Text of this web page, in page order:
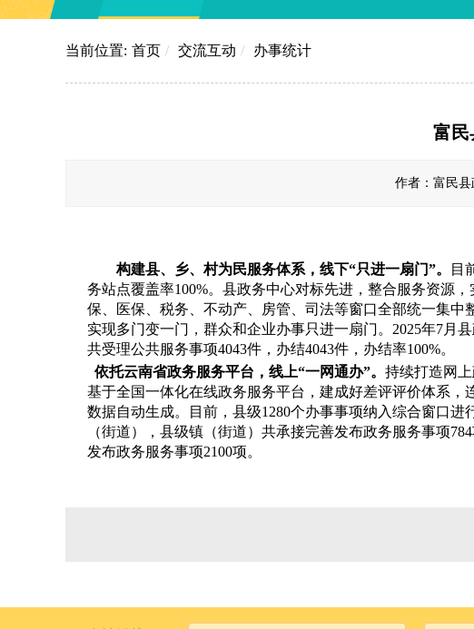
当前位置: 首页 / 交流互动 / 办事统计
富民
作者：富民
构建县、乡、村为民服务体系，线下“只进一扇门”。 目
务站点覆盖率100%。县政务中心对标先进，整合服务资源
保、医保、税务、不动产、房管、司法等窗口全部统一集中
实现多门变一门，群众和企业办事只进一扇门。 2025年7月
共受理公共服务事项4043件，办结4043件，办结率100%。
依托云南省政务服务平台，线上“一网通办”。 持续打造网
基于全国一体化在线政务服务平台，建成好差评评价体系
数据自动生成。目前，县级1280个办事事项纳入综合窗口进
（街道），县级镇（街道）共承接完善发布政务服务事项784
发布政务服务事项2100项。